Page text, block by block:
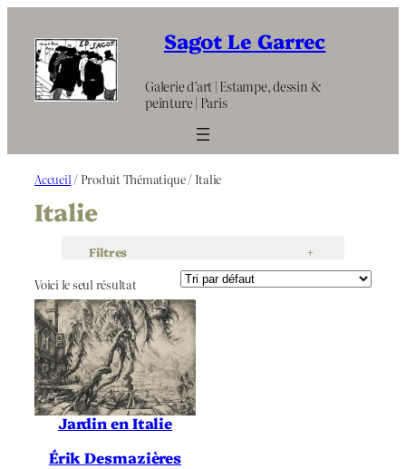
contenu
Sagot Le Garrec
Galerie d’art | Estampe, dessin &
peinture | Paris
Accueil / Produit Thématique / Italie
Italie
Filtres +
Voici le seul résultat
Jardin en Italie
Érik Desmazières